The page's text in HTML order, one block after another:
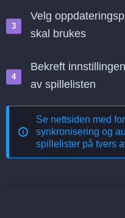
Velg
skal brukes
Bekreft
av spillelisten
Se nettsiden med
synkronisering og
spillelister på tvers